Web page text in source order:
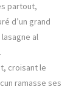
partout,
d’un grand
al
croisant le
ramasse ses